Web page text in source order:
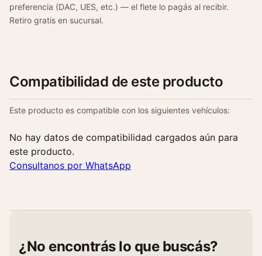
t
a
8
a
t
i
d
preferencia (DAC, UES, etc.) — el flete lo pagás al recibir.
Retiro gratis en sucursal.
Compatibilidad de este producto
Este producto es compatible con los siguientes vehículos:
No hay datos de compatibilidad cargados aún para
este producto.
Consultanos por WhatsApp
¿No encontrás lo que buscás?